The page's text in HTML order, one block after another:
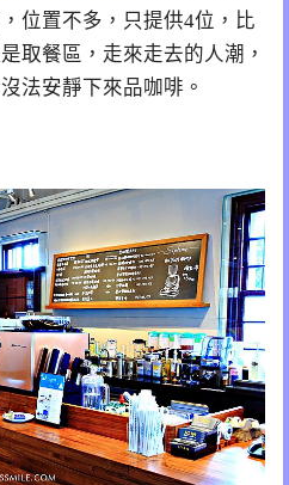
位置不多，只提供4位，比
取餐區，走來走去的人潮，
法安靜下來品咖啡。